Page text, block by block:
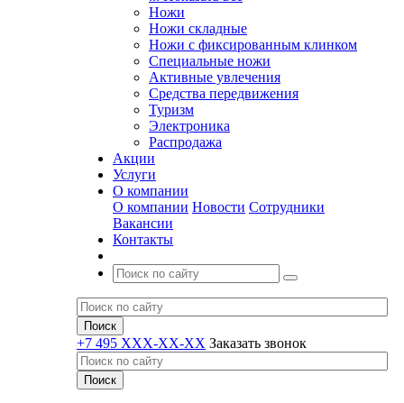
Ножи
Ножи складные
Ножи с фиксированным клинком
Специальные ножи
Активные увлечения
Средства передвижения
Туризм
Электроника
Распродажа
Акции
Услуги
О компании
О компании Новости Сотрудники
Вакансии
Контакты
+7 495 XXX-XX-XX Заказать звонок